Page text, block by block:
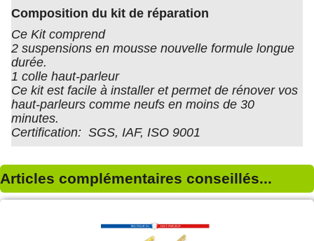
Composition du kit de réparation
Ce Kit comprend
2 suspensions en mousse nouvelle formule longue
durée.
1 colle haut-parleur
Ce kit est facile à installer et permet de rénover vos
haut-parleurs comme neufs en moins de 30
minutes.
Certification: SGS, IAF, ISO 9001
Articles complémentaires conseillés...